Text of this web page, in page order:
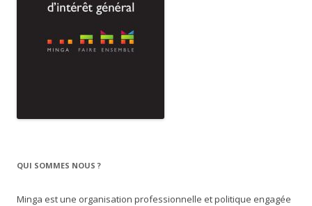
QUI SOMMES NOUS ?
Minga est une organisation professionnelle et politique engagée